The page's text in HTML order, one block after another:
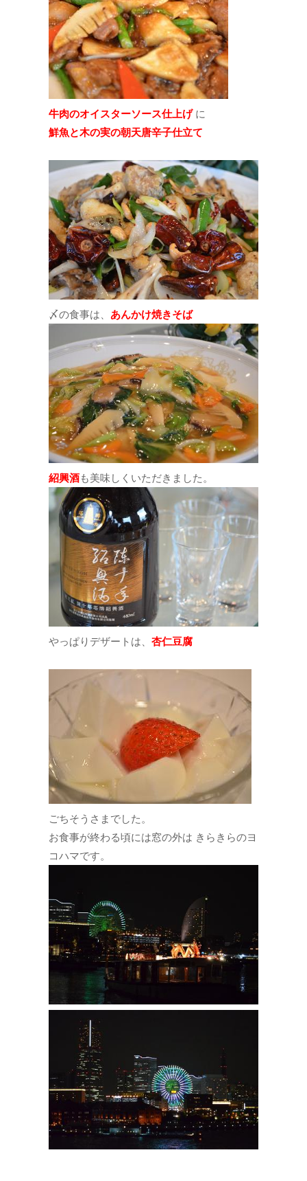
牛肉のオイスターソース仕上げに
鮮魚と木の実の朝天唐辛子仕立て
〆の食事は、 あんかけ焼きそば
紹興酒も美味しくいただきました。
やっぱりデザートは、 杏仁豆腐
ごちそうさまでした。
お食事が終わる頃には窓の外は きらきらのヨ
コハマです。